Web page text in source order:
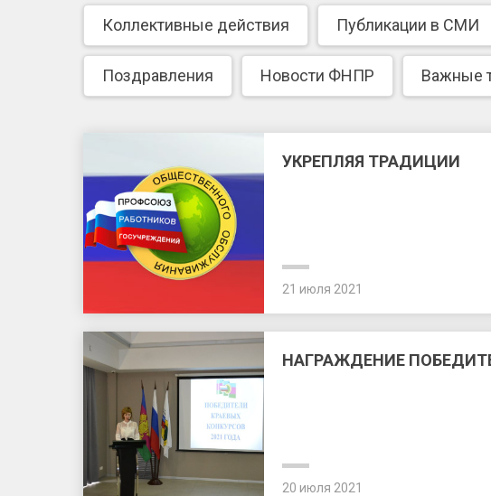
Коллективные действия Публикации в СМИ
Поздравления Новости ФНПР Важные
УКРЕПЛЯЯ ТРАДИЦИИ
21 июля 2021
НАГРАЖДЕНИЕ
20 июля 2021